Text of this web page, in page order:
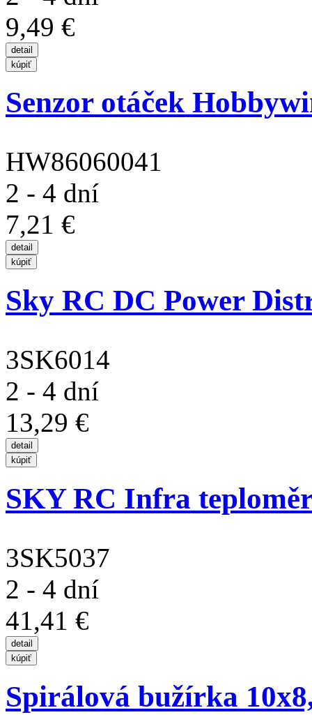
9,49 €
Senzor otáček
HW86060041
2 - 4 dní
7,21 €
Sky RC DC Power
3SK6014
2 - 4 dní
13,29 €
SKY RC Infra
3SK5037
2 - 4 dní
41,41 €
Spirálová bužírka